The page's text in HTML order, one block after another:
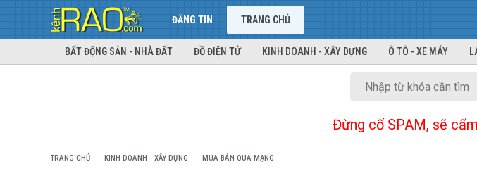
ĐĂNG TIN TRANG CHỦ
BẤT ĐỘNG SẢN - NHÀ ĐẤT ĐỒ ĐIỆN TỬ KINH DOANH - XÂY DỰNG Ô TÔ - XE MÁY
Đừng cố SPAM, sẽ
TRANG CHỦ KINH DOANH - XÂY DỰNG MUA BÁN QUA MẠNG